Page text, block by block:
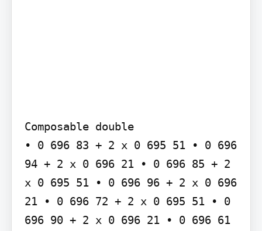
Composable double
• 0 696 83 + 2 x 0 695 51 • 0 696
94 + 2 x 0 696 21 • 0 696 85 + 2
x 0 695 51 • 0 696 96 + 2 x 0 696
21 • 0 696 72 + 2 x 0 695 51 • 0
696 90 + 2 x 0 696 21 • 0 696 61